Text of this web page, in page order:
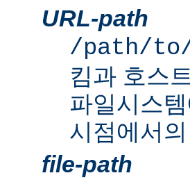
URL-path
/path/
킴과 호스
파일시스
시점에서
file-path